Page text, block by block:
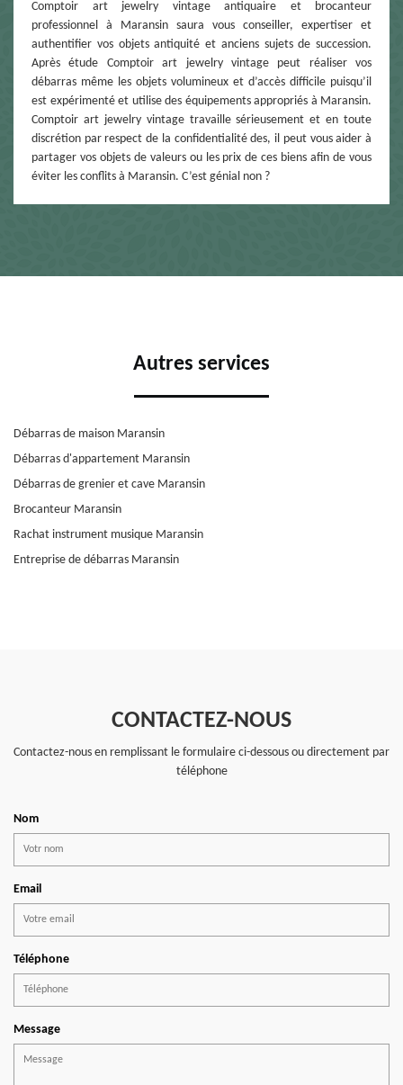
Comptoir art jewelry vintage antiquaire et brocanteur
professionnel à Maransin saura vous conseiller, expertiser et
authentifier vos objets antiquité et anciens sujets de succession.
Après étude Comptoir art jewelry vintage peut réaliser vos
débarras même les objets volumineux et d’accès difficile puisqu’il
est expérimenté et utilise des équipements appropriés à Maransin.
Comptoir art jewelry vintage travaille sérieusement et en toute
discrétion par respect de la confidentialité des, il peut vous aider à
partager vos objets de valeurs ou les prix de ces biens afin de vous
éviter les conflits à Maransin. C’est génial non ?
Autres services
Débarras de maison Maransin
Débarras d'appartement Maransin
Débarras de grenier et cave Maransin
Brocanteur Maransin
Rachat instrument musique Maransin
Entreprise de débarras Maransin
CONTACTEZ-NOUS
Contactez-nous en remplissant le formulaire ci-dessous ou directement par
téléphone
Nom
Email
Téléphone
Message